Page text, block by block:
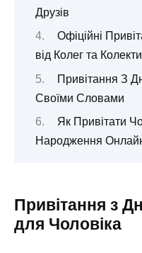
Друзів
Офіційні
від Колег та
Привітання З
Своїми Словами ️
Як Привітати
Народження
Привітання з
для Чоловіка